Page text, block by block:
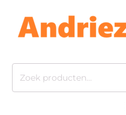
Zoeken